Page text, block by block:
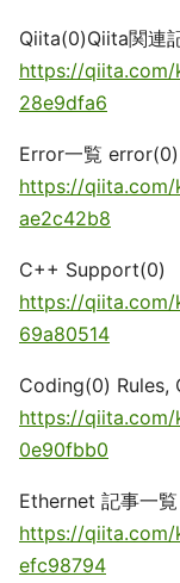
Qiita(0)Qiita関連
https://
28e9dfa6
Error一覧 error(0)
https://
ae2c42b8
C++ Support(0)
https://qiita.com/
69a80514
Coding(0) Rules,
https://qiita.com/
0e90fbb0
Ethernet 記事一
https://qiita.com/
efc98794